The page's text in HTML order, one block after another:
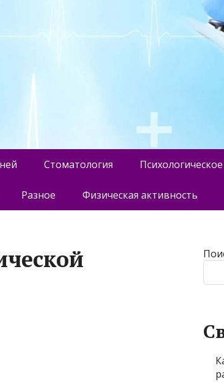
Стоматология
Разное Физическая активность